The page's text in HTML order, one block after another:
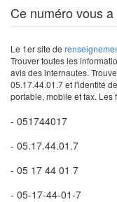
Ce numéro vous
Le 1er site de
Trouver toutes les
avis des internautes.
05.17.44.01.7 et l'identité
portable, mobile et fax.
- 051744017
- 05.17.44.01.7
- 05 17 44 01 7
- 05-17-44-01-7